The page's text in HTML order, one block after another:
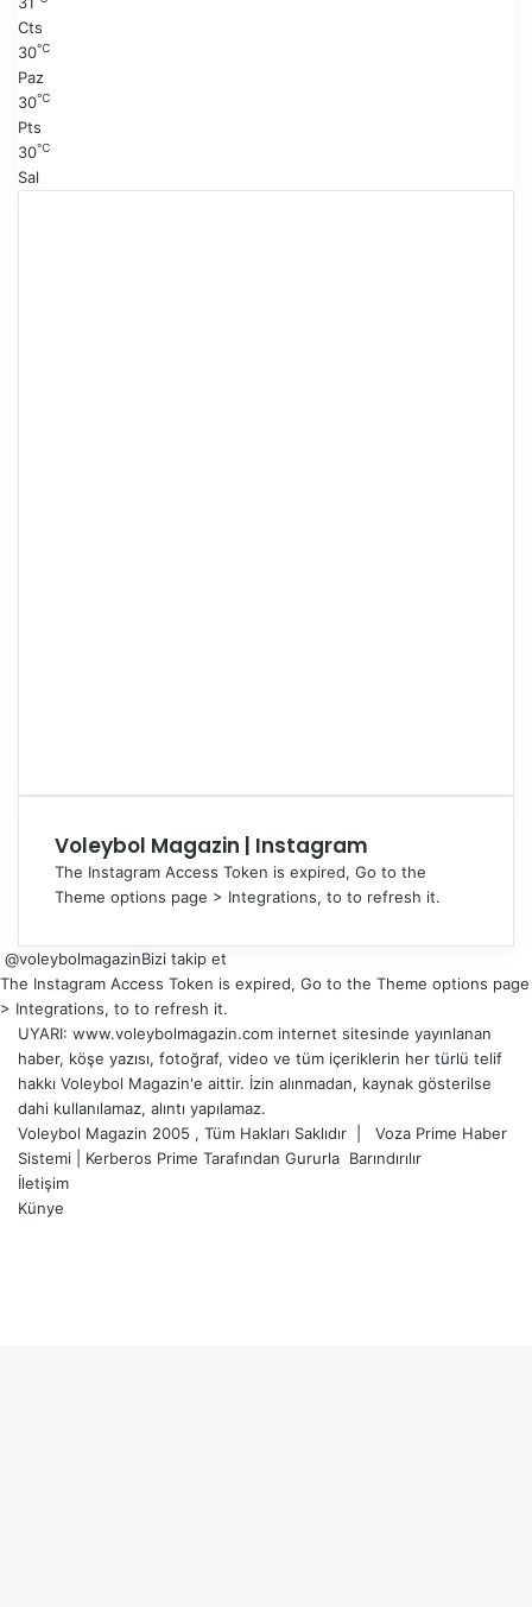
Cts
30℃
Paz
30℃
Pts
30℃
Sal
Voleybol Magazin | Instagram
The Instagram Access Token is expired, Go to the
Theme options page > Integrations, to to refresh it.
@voleybolmagazinBizi takip et
The Instagram Access Token is expired, Go to the Theme options page
> Integrations, to to refresh it.
UYARI: www.voleybolmagazin.com internet sitesinde yayınlanan
haber, köşe yazısı, fotoğraf, video ve tüm içeriklerin her türlü telif
hakkı Voleybol Magazin'e aittir. İzin alınmadan, kaynak gösterilse
dahi kullanılamaz, alıntı yapılamaz.
Voleybol Magazin 2005 , Tüm Hakları Saklıdır | Voza Prime Haber
Sistemi
Kerberos Prime Tarafından Gururla Barındırılır
İletişim
Künye